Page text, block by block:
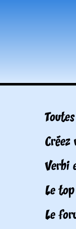
Créez
Verbi
Le top
Le